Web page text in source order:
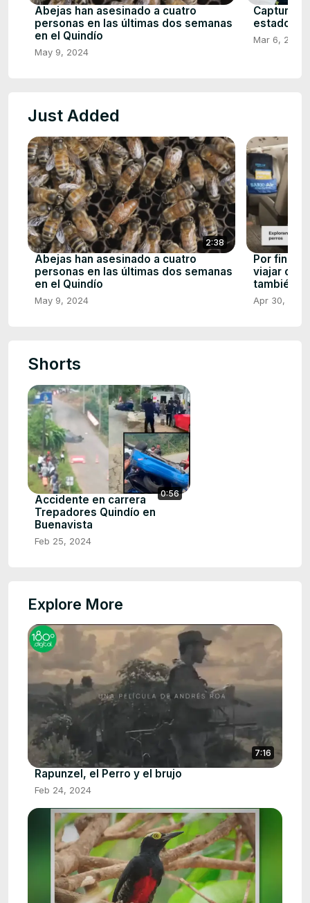
Abejas han asesinado a cuatro
personas en las últimas dos semanas
en el Quindío
May 9, 2024
Capturan
Mar 6, 2024
Just Added
2:38
Abejas han asesinado a cuatro
personas en las últimas dos semanas
en el Quindío
May 9, 2024
Por fin
viajar con
también
Apr 30, 2024
Shorts
0:56
Accidente en carrera
Trepadores Quindío en
Buenavista
Feb 25, 2024
Explore More
7:16
Rapunzel, el Perro y el brujo
Feb 24, 2024